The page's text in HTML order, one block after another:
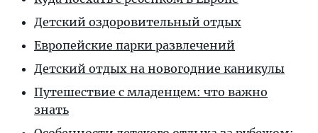
Детский оздоровительный отдых
Европейские парки развлечений
Детский отдых на новогодние каникулы
Путешествие с младенцем: что важно
знать